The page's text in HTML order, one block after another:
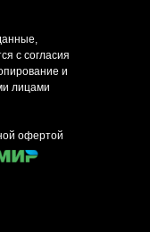
с согласия
и
лицами
офертой